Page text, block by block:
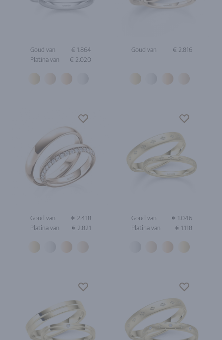
Goud van
€ 1.864
Platina van
€ 2.020
Goud van € 2.816
Goud van
€ 2.418
Platina van
€ 2.821
Goud van
€ 1.046
Platina van
€ 1.118